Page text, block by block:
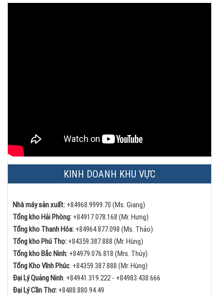
KINH DOANH KHU VỰC
Nhà máy sản xuất: +84968.9999.70 (Ms. Giang)
Tổng kho Hải Phòng: +84917.078.168 (Mr. Hưng)
Tổng kho Thanh Hóa: +84964.877.098 (Ms. Thảo)
Tổng kho Phú Thọ: +84359.387.888 (Mr. Hùng)
Tổng kho Bắc Ninh: +84979.076.818 (Mrs. Thủy)
Tổng Kho Vĩnh Phúc: +84359.387.888 (Mr. Hùng)
Đại Lý Quảng Ninh: +84941.319.222 - +84983.438.666
Đại Lý Cần Thơ: +8488.880.94.49